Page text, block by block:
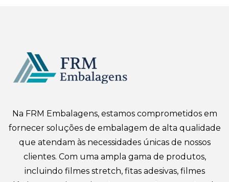
Na FRM Embalagens, estamos comprometidos em
fornecer soluções de embalagem de alta qualidade
que atendam às necessidades únicas de nossos
clientes. Com uma ampla gama de produtos,
incluindo filmes stretch, fitas adesivas, filmes